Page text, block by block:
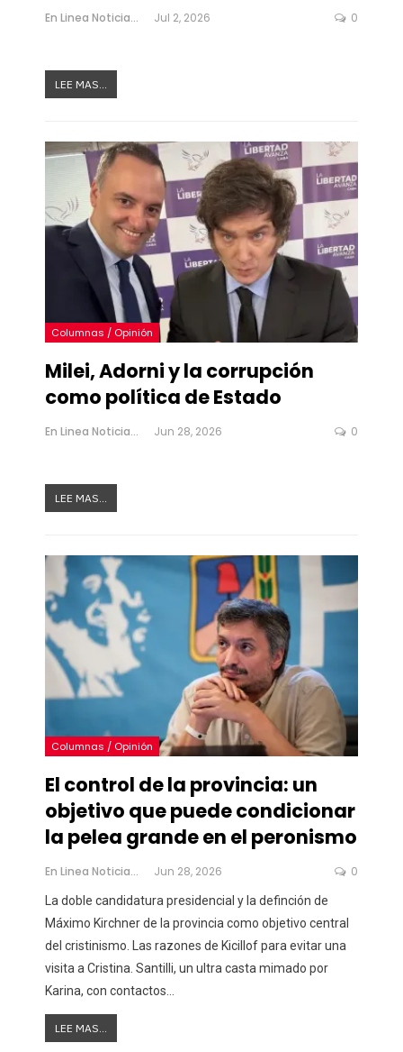
En Linea Noticias Jul 2, 2026 0
LEE MAS...
Columnas / Opinión
Milei, Adorni y la corrupción
como política de Estado
En Linea Noticias Jun 28, 2026 0
LEE MAS...
Columnas / Opinión
El control de la provincia: un
objetivo que puede condicionar
la pelea grande en el peronismo
En Linea Noticias Jun 28, 2026 0
La doble candidatura presidencial y la definción de
Máximo Kirchner de la provincia como objetivo central
del cristinismo. Las razones de Kicillof para evitar una
visita a Cristina. Santilli, un ultra casta mimado por
Karina, con contactos
LEE MAS...